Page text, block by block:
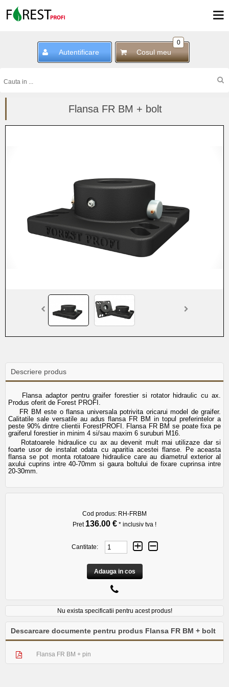
Autentificare
0
Cosul meu
Flansa FR BM + bolt
Descriere produs
Flansa adaptor pentru graifer forestier si rotator hidraulic cu ax.
Produs oferit de Forest PROFI.
FR BM este o flansa universala potrivita oricarui model de graifer.
Calitatile sale versatile au adus flansa FR BM in topul preferintelor a
peste 90% dintre clientii ForestPROFI. Flansa FR BM se poate fixa pe
graiferul forestier in minim 4 si/sau maxim 6 suruburi M16.
Rotatoarele hidraulice cu ax au devenit mult mai utilizaze dar si
foarte usor de instalat odata cu aparitia acestei flanse. Pe aceasta
flansa se pot monta rotatoare hidraulice care au diametrul exterior al
axului cuprins intre 40-70mm si gaura boltului de fixare cuprinsa intre
20-30mm.
Cod produs: RH-FRBM
Pret 136.00 € * inclusiv tva !
Cantitate:
Adauga in cos
Nu exista specificatii pentru acest produs!
Descarcare documente pentru produs Flansa FR BM + bolt
Flansa FR BM + pin